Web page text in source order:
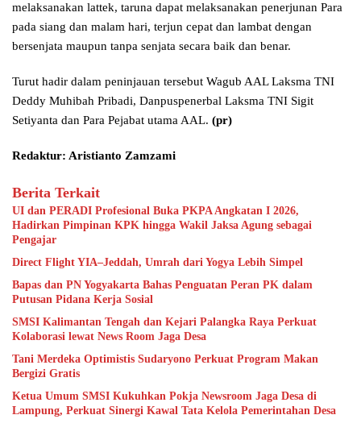
melaksanakan lattek, taruna dapat melaksanakan penerjunan Para
pada siang dan malam hari, terjun cepat dan lambat dengan
bersenjata maupun tanpa senjata secara baik dan benar.
Turut hadir dalam peninjauan tersebut Wagub AAL Laksma TNI
Deddy Muhibah Pribadi, Danpuspenerbal Laksma TNI Sigit
Setiyanta dan Para Pejabat utama AAL. (pr)
Redaktur: Aristianto Zamzami
Berita Terkait
UI dan PERADI Profesional Buka PKPA Angkatan I 2026,
Hadirkan Pimpinan KPK hingga Wakil Jaksa Agung sebagai
Pengajar
Direct Flight YIA–Jeddah, Umrah dari Yogya Lebih Simpel
Bapas dan PN Yogyakarta Bahas Penguatan Peran PK dalam
Putusan Pidana Kerja Sosial
SMSI Kalimantan Tengah dan Kejari Palangka Raya Perkuat
Kolaborasi lewat News Room Jaga Desa
Tani Merdeka Optimistis Sudaryono Perkuat Program Makan
Bergizi Gratis
Ketua Umum SMSI Kukuhkan Pokja Newsroom Jaga Desa di
Lampung, Perkuat Sinergi Kawal Tata Kelola Pemerintahan Desa